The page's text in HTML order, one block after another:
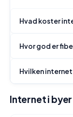
Hvad koster
Hvor god er
Hvilken
Internet i